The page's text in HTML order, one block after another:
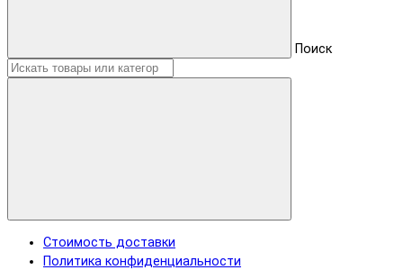
Поиск
Стоимость доставки
Политика конфиденциальности